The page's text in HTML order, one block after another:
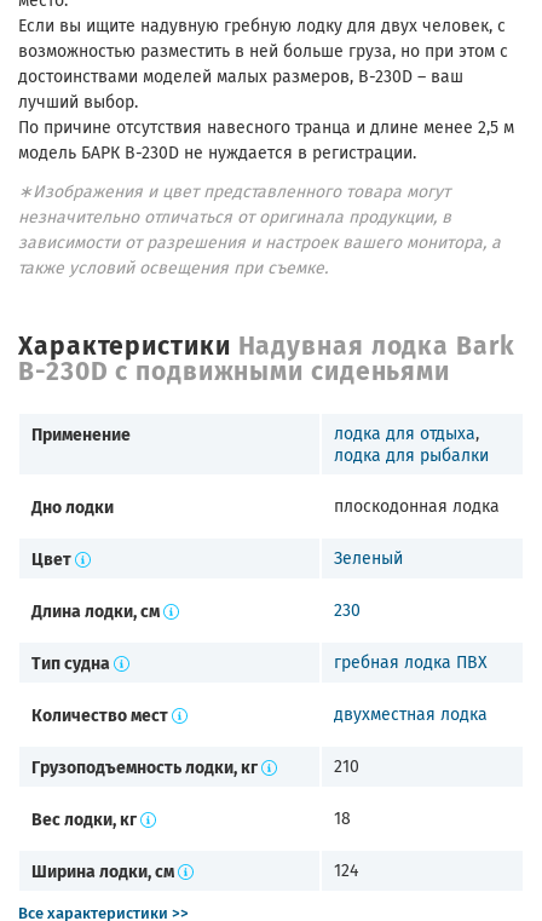
Если вы ищите надувную гребную лодку для двух человек, с
возможностью разместить в ней больше груза, но при этом с
достоинствами моделей малых размеров, B-230D – ваш
лучший выбор.
По причине отсутствия навесного транца и длине менее 2,5 м
модель БАРК B-230D не нуждается в регистрации.
∗Изображения и цвет представленного товара могут
незначительно отличаться от оригинала продукции, в
зависимости от разрешения и настроек вашего монитора, а
также условий освещения при съемке.
Характеристики Надувная лодка Bark
B-230D с подвижными сиденьями
Применение лодка для отдыха,
лодка для рыбалки
Дно лодки плоскодонная лодка
Цвет Зеленый
Длина лодки, см 230
Тип судна гребная лодка ПВХ
Количество мест двухместная лодка
Грузоподъемность лодки, кг 210
Вес лодки, кг 18
Ширина лодки, см
124
Все характеристики >>